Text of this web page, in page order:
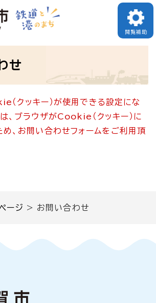
ーを飛ばして本文へ
閲覧補助
ージ > お問い合わせ
せ
（クッキー）が使用できる設定にな
、ブラウザがCookie（クッキー）に
、お問い合わせフォームをご利用頂